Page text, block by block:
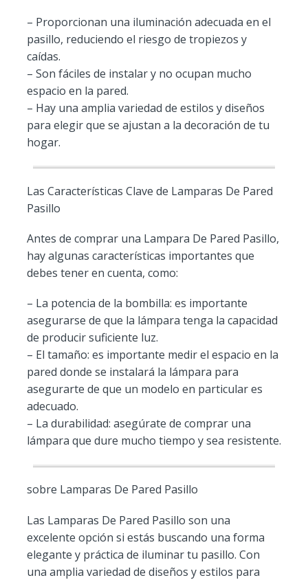
– Proporcionan una iluminación adecuada en el
pasillo, reduciendo el riesgo de tropiezos y
caídas.
– Son fáciles de instalar y no ocupan mucho
espacio en la pared.
– Hay una amplia variedad de estilos y diseños
para elegir que se ajustan a la decoración de tu
hogar.
Las Características Clave de Lamparas De Pared
Pasillo
Antes de comprar una Lampara De Pared Pasillo,
hay algunas características importantes que
debes tener en cuenta, como:
– La potencia de la bombilla: es importante
asegurarse de que la lámpara tenga la capacidad
de producir suficiente luz.
– El tamaño: es importante medir el espacio en la
pared donde se instalará la lámpara para
asegurarte de que un modelo en particular es
adecuado.
– La durabilidad: asegúrate de comprar una
lámpara que dure mucho tiempo y sea resistente.
sobre Lamparas De Pared Pasillo
Las Lamparas De Pared Pasillo son una
excelente opción si estás buscando una forma
elegante y práctica de iluminar tu pasillo. Con
una amplia variedad de diseños y estilos para